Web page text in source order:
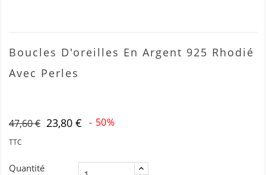
Boucles D'oreilles En Argent 925 Rhodié
Avec Perles
23,80 € - 50%
47,60 €
TTC
Quantité